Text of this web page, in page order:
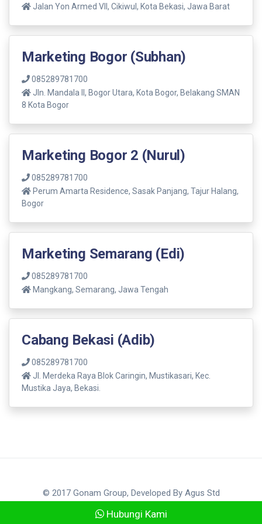
Hubungi Kami
Jalan Yon Armed VII, Cikiwul, Kota Bekasi, Jawa Barat
Marketing Bogor (Subhan)
085289781700
Jln. Mandala ll, Bogor Utara, Kota Bogor, Belakang SMAN
8 Kota Bogor
Marketing Bogor 2 (Nurul)
085289781700
Perum Amarta Residence, Sasak Panjang, Tajur Halang,
Bogor
Marketing Semarang (Edi)
085289781700
Mangkang, Semarang, Jawa Tengah
Cabang Bekasi (Adib)
085289781700
Jl. Merdeka Raya Blok Caringin, Mustikasari, Kec.
Mustika Jaya, Bekasi.
© 2017 Gonam Group, Developed By Agus Std